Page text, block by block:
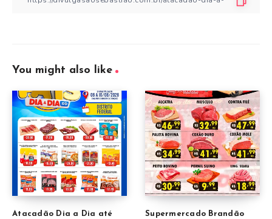
You might also like
Atacadão Dia a Dia até
Supermercado Brandão